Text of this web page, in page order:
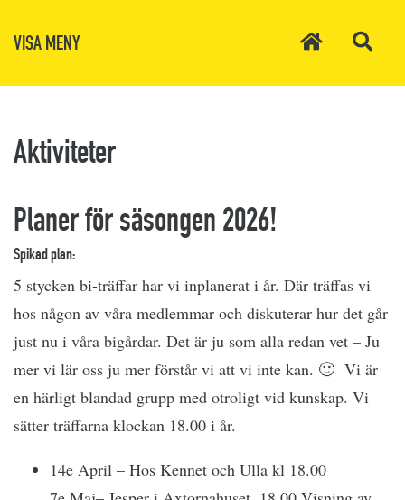
VISA MENY
Aktiviteter
Planer för säsongen 2026!
Spikad plan:
5 stycken bi-träffar har vi inplanerat i år. Där träffas vi
hos någon av våra medlemmar och diskuterar hur det går
just nu i våra bigårdar. Det är ju som alla redan vet – Ju
mer vi lär oss ju mer förstår vi att vi inte kan. 🙂 Vi är
en härligt blandad grupp med otroligt vid kunskap. Vi
sätter träffarna klockan 18.00 i år.
14e April – Hos Kennet och Ulla kl 18.00